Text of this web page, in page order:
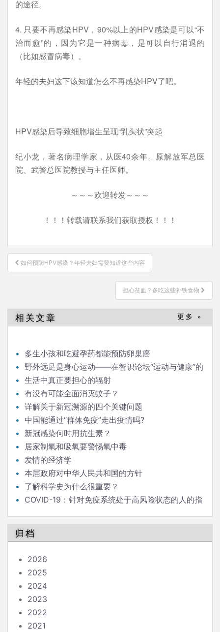
的途径。
4. 只要不再感染HPV，90%以上的HPV感染是可以“不
治而愈”的，因为它是一种病毒，是可以自行消退的
（比如感冒病毒）。
年轻的夫妇这下该知道怎么不再感染HPV了吧。
HPV感染后导致细胞增生呈现“乳头状”突起
纪小龙，著名病理学家，从医40余年。原解放军总医
院、武警总医院教授与主任医师。
～～～欢迎转发～～～
！！！转载请联系我们获取授权！！！
文
章
如何预防HPV感染？年轻夫妇需要知道这些内容
担心贫血？多吃这些补铁食物
相关文章 更多 »
多生小孩和吃避孕药都能预防卵巢癌
野外远足是身心运动——在智识论坛“运动与健康”的
发言生活中真正要担心的辐射
有没有可能全面消灭蚊子？
详解关于新冠溯源的四个关键问题
中国能通过“群体免疫”走出疫情吗?
新冠感染何时用抗生素？
居家制氧和吸氧要警惕氧中毒
发情的经济学
本届政府对中华人民共和国的方针
了解科学史为什么很重要？
COVID-19：针对免疫系统处于高风险状态的人的指
归档
2026
2025
2024
2023
2022
2021